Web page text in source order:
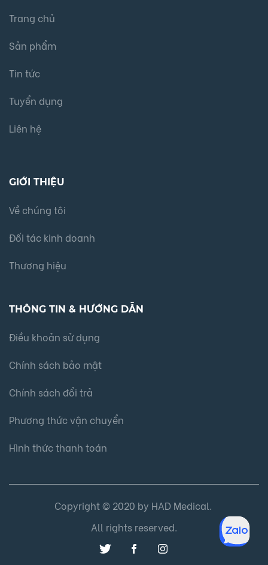
Trang chủ
Sản phẩm
Tin tức
Tuyển dụng
Liên hệ
GIỚI THIỆU
Về chúng tôi
Đối tác kinh doanh
Thương hiệu
THÔNG TIN & HƯỚNG DẪN
Điều khoản sử dụng
Chính sách bảo mật
Chính sách đổi trả
Phương thức vận chuyển
Hình thức thanh toán
Copyright © 2020 by HAD Medical.
All rights reserved.